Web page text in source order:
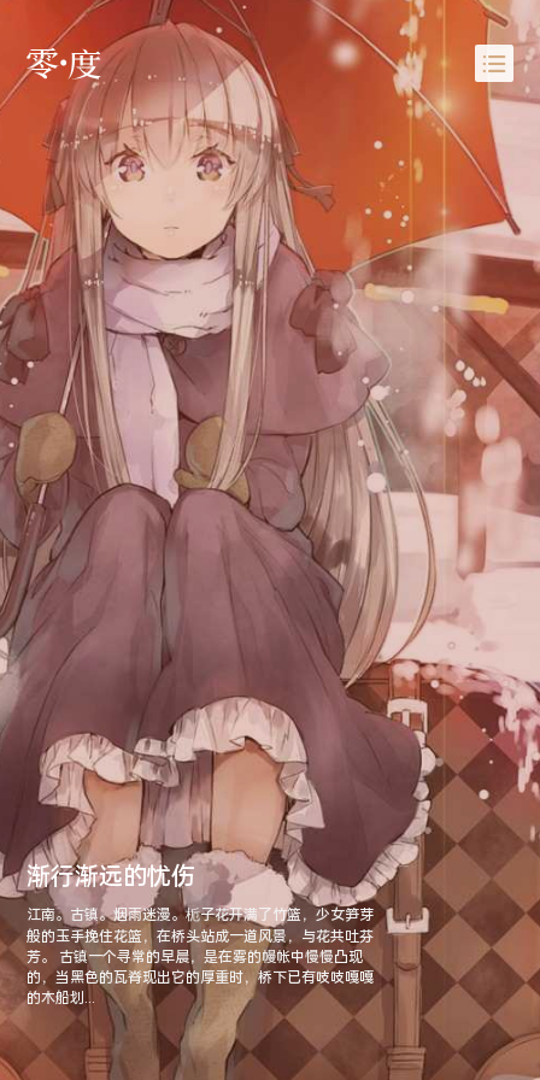
渐行渐远的忧伤
江南。古镇。烟雨迷漫。栀子花开满了竹篮，少女笋芽
般的玉手挽住花篮，在桥头站成一道风景，与花共吐芬
芳。 古镇一个寻常的早晨，是在雾的幔帐中慢慢凸现
的，当黑色的瓦脊现出它的厚重时，桥下已有吱吱嘎嘎
的木船划...